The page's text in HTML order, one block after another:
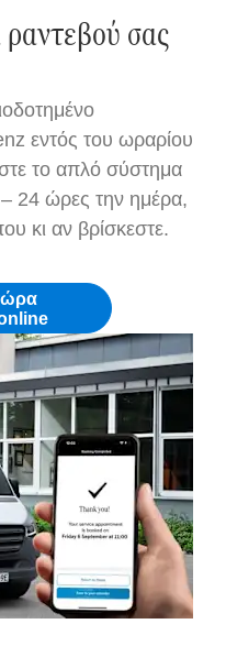
σας
εντός του ωραρίου
το απλό σύστημα
24 ώρες την ημέρα,
κι αν βρίσκεστε.